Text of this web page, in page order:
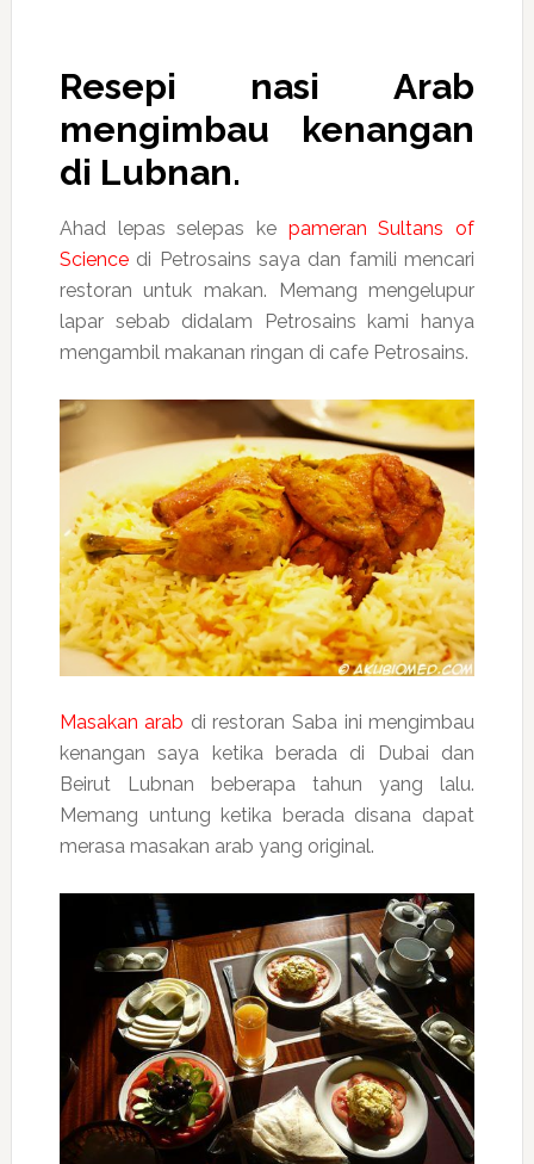
Resepi nasi Arab
mengimbau kenangan
di Lubnan.
Ahad lepas selepas ke pameran Sultans of
Sciencedi Petrosains saya dan famili mencari
restoran untuk makan. Memang mengelupur
lapar sebab didalam Petrosains kami hanya
mengambil makanan ringan di cafe Petrosains.
Masakan arab di restoran Saba ini mengimbau
kenangan saya ketika berada di Dubai dan
Beirut Lubnan beberapa tahun yang lalu.
Memang untung ketika berada disana dapat
merasa masakan arab yang original.